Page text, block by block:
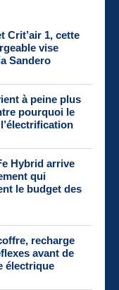
Crit’air 1, cette
vise
Sandero
à peine plus
pourquoi le
Hybrid arrive
qui
le budget des
recharge
avant de
électrique